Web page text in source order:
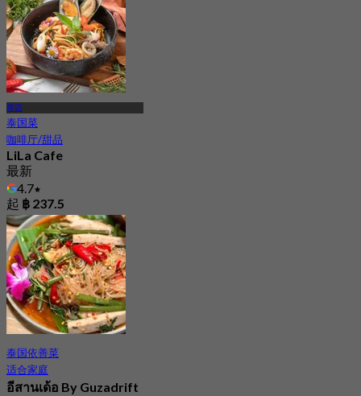
赛迈
泰国菜
咖啡厅/甜品
LiLa Cafe
最新
4.7
起 ฿ 237.5
泰国依善菜
适合家庭
อีสานเด้อ By Guzadrift